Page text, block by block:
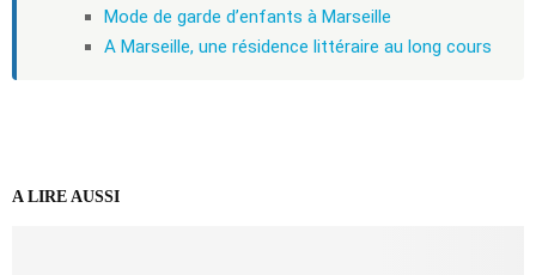
Mode de garde d’enfants à Marseille
A Marseille, une résidence littéraire au long cours
A LIRE AUSSI